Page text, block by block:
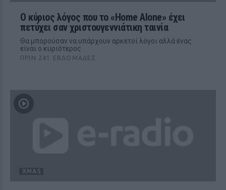
Ο κύριος λόγος που το «Home Alone» έχει
πετύχει σαν χριστουγεννιάτικη ταινία
Θα μπορούσαν να υπάρχουν αρκετοί λόγοι αλλά ένας
είναι ο κυριότερος
ΠΡΙΝ 241 ΕΒΔΟΜΆΔΕΣ
XMAS